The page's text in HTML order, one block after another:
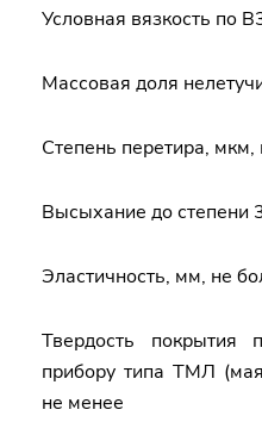
Условная вязкость пo
Массовая доля
Степень перетира, мкм,
Высыхание до степени
Эластичность, мм, не
Твердость покрытия
прибору типа ТМЛ
не менее